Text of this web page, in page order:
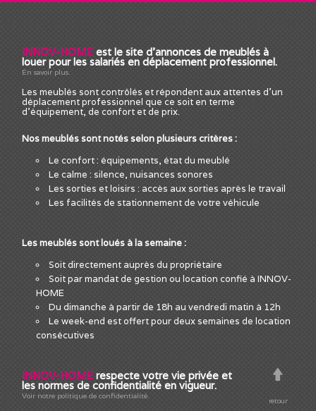
INNOV-HOME est le site d'annonces de meublés à
louer pour les salariés en déplacement professionnel.
En savoir plus.
Les meublés sont contrôlés et répondent aux attentes d'un
déplacement professionnel que ce soit en terme
d'équipement, de confort et de prix.
Nos meublés sont notés selon plusieurs critères :
Le confort : équipements, état du meublé
Le calme : silence, nuisances sonores
Les sorties et loisirs : accès aux sorties après le travail
Les facilités de stationnement de votre véhicule
Les meublés sont loués à la semaine :
Soit directement auprès du propriétaire
Soit par mandat de gestion ou location confié à INNOV-
HOME
Du dimanche à partir de 18h au vendredi matin à 12h
Le week-end est offert pour deux semaines de location
consécutives
INNOV-HOME respecte votre vie privée et
les normes de confidentialité en vigueur.
Voir notre politique de confidentialité.
retour